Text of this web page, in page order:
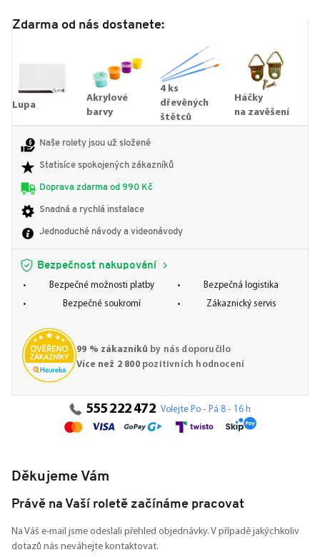
Zdarma od nás dostanete:
Lupa
Akrylové
barvy
4 ks
dřevěných
štětců
Háčky
na zavěšení
Naše rolety jsou už složené
Statisíce spokojených zákazníků
Doprava zdarma od 990 Kč
Snadná a rychlá instalace
Jednoduché návody a videonávody
Bezpečnost nakupování
Bezpečné možnosti platby
Bezpečná logistika
Bezpečné soukromí
Zákaznický servis
99 % zákazníků by nás doporučilo
Více než 2 800pozitivních hodnocení
555 222 472 Volejte Po - Pá 8 - 16 h
Děkujeme Vám
Právě na Vaší roletě začínáme pracovat
Na Váš e-mail jsme odeslali přehled objednávky. V případě jakýchkoliv
dotazů nás neváhejte kontaktovat.